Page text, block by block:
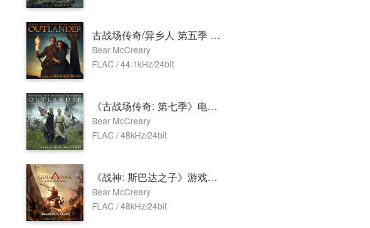
古战场传奇/异乡人 第五季 电视剧原声带
Bear McCreary
FLAC / 44.1kHz/24bit
《古战场传奇: 第七季》电视剧原声带精选
Bear McCreary
FLAC / 48kHz/24bit
《战神: 斯巴达之子》游戏原声带
Bear McCreary
FLAC / 48kHz/24bit